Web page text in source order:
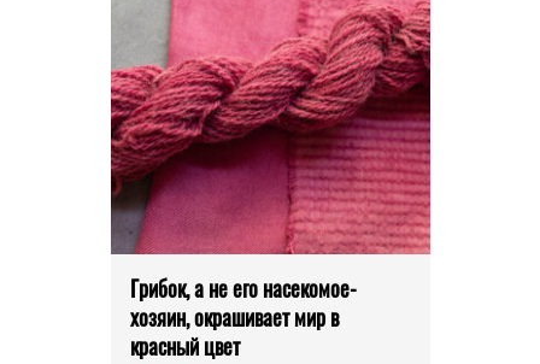
Грибок, а не его насекомое-
хозяин, окрашивает мир в
красный цвет